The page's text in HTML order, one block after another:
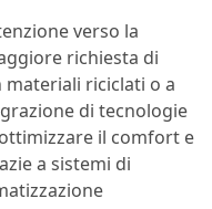
verso la
richiesta di
riciclati o a
di tecnologie
il comfort e
a sistemi di